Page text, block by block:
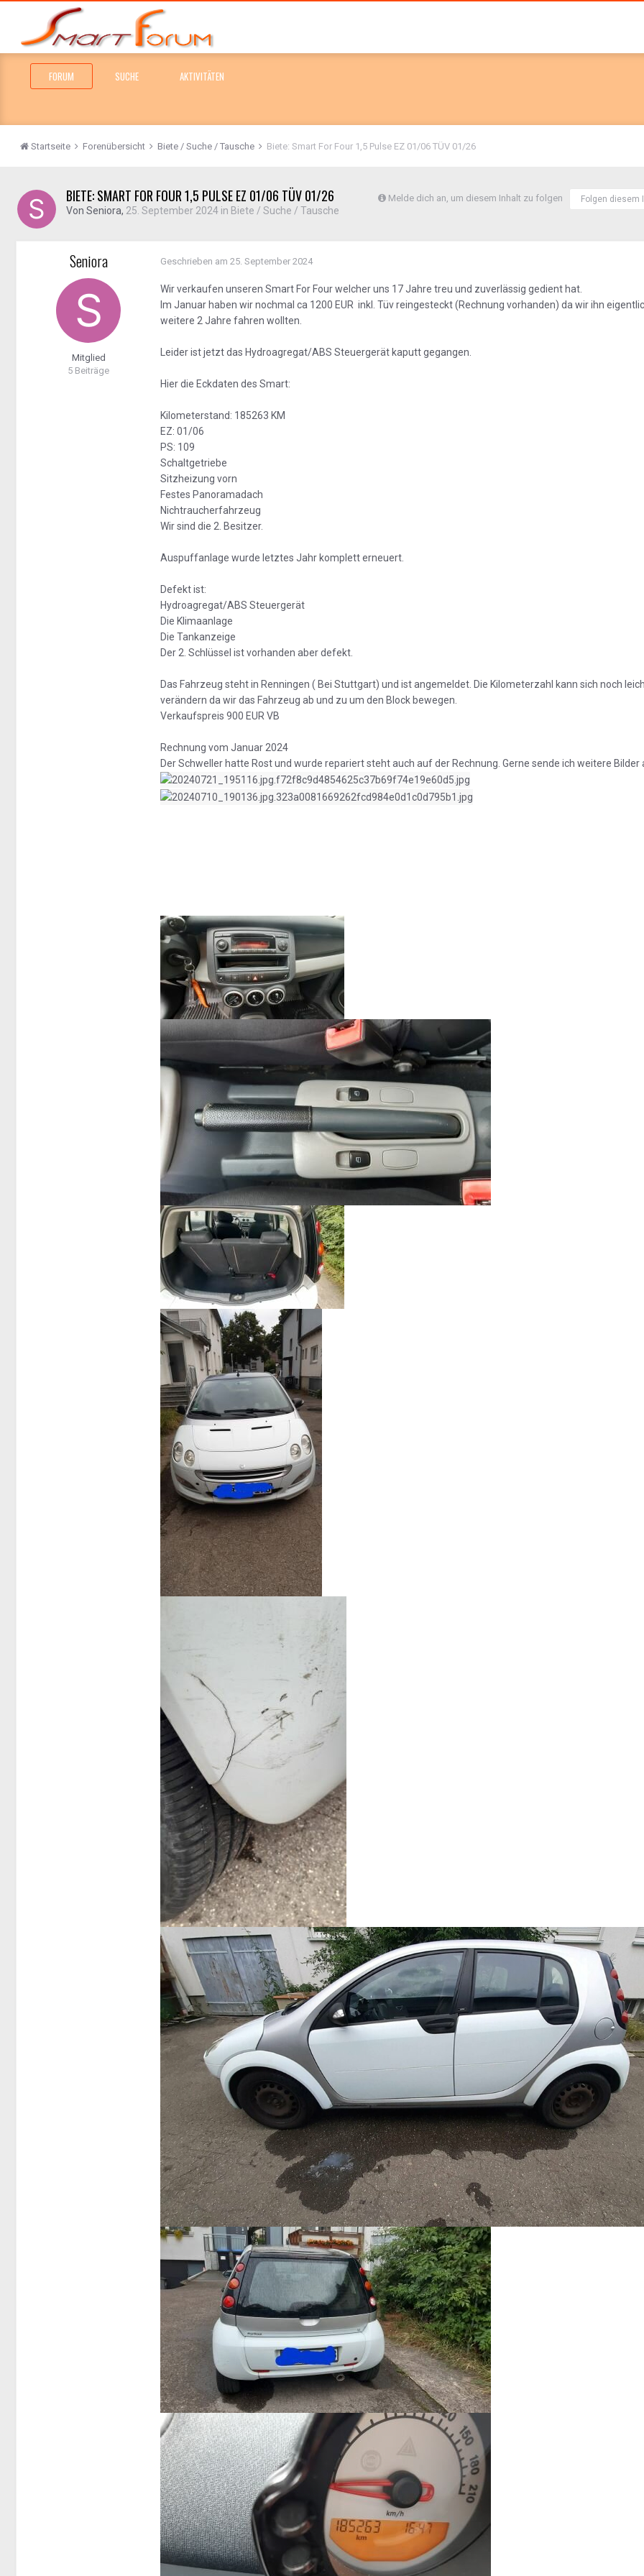
FORUM SUCHE AKTIVITÄTEN
Startseite Forenübersicht Biete / Suche / Tausche Biete: Smart For Four 1,5 Pulse EZ 01/06 TÜV 01/26
Melde dich an, um diesem Inhalt zu folgen Folgen diesem
BIETE: SMART FOR FOUR 1,5 PULSE EZ 01/06 TÜV 01/26
Von Seniora, 25. September 2024 in Biete / Suche / Tausche
Seniora
Mitglied
5 Beiträge
Geschrieben am 25. September 2024
Wir verkaufen unseren Smart For Four welcher uns 17 Jahre treu und zuverlässig gedient hat.
Im Januar haben wir nochmal ca 1200 EUR inkl. Tüv reingesteckt (Rechnung vorhanden) da wir ihn
weitere 2 Jahre fahren wollten.
Leider ist jetzt das Hydroagregat/ABS Steuergerät kaputt gegangen.
Hier die Eckdaten des Smart:
Kilometerstand: 185263 KM
EZ: 01/06
PS: 109
Schaltgetriebe
Sitzheizung vorn
Festes Panoramadach
Nichtraucherfahrzeug
Wir sind die 2. Besitzer.
Auspuffanlage wurde letztes Jahr komplett erneuert.
Defekt ist:
Hydroagregat/ABS Steuergerät
Die Klimaanlage
Die Tankanzeige
Der 2. Schlüssel ist vorhanden aber defekt.
Das Fahrzeug steht in Renningen ( Bei Stuttgart) und ist angemeldet. Die Kilometerzahl kann sich noch
verändern da wir das Fahrzeug ab und zu um den Block bewegen.
Verkaufspreis 900 EUR VB
Rechnung vom Januar 2024
Der Schweller hatte Rost und wurde repariert steht auch auf der Rechnung. Gerne sende ich weitere Bilder